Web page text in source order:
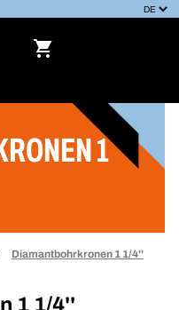
1
Diamantbohrkronen 1 1/4''
1 1/4''